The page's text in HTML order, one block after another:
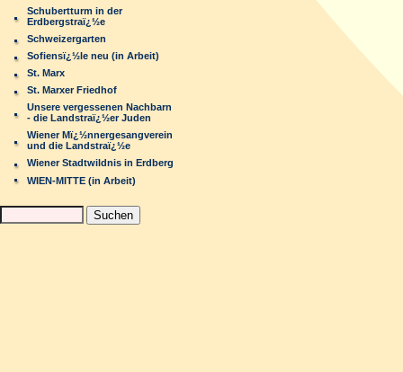
Schubertturm in der
Erdbergstraï¿½e
Schweizergarten
Sofiensï¿½le neu (in Arbeit)
St. Marx
St. Marxer Friedhof
Unsere vergessenen Nachbarn
- die Landstraï¿½er Juden
Wiener Mï¿½nnergesangverein
und die Landstraï¿½e
Wiener Stadtwildnis in Erdberg
WIEN-MITTE (in Arbeit)